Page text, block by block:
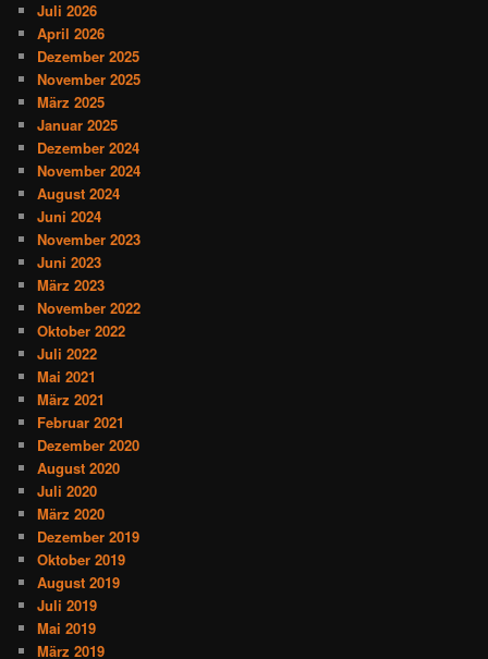
Juli 2026
April 2026
Dezember 2025
November 2025
März 2025
Januar 2025
Dezember 2024
November 2024
August 2024
Juni 2024
November 2023
Juni 2023
März 2023
November 2022
Oktober 2022
Juli 2022
Mai 2021
März 2021
Februar 2021
Dezember 2020
August 2020
Juli 2020
März 2020
Dezember 2019
Oktober 2019
August 2019
Juli 2019
Mai 2019
März 2019